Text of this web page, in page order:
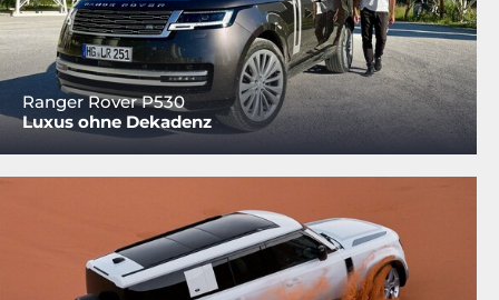
Ranger Rover P530
Luxus ohne Dekadenz